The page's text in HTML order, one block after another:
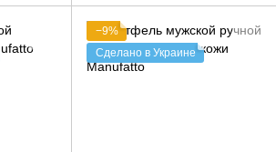
−9%
Сделано в Украине